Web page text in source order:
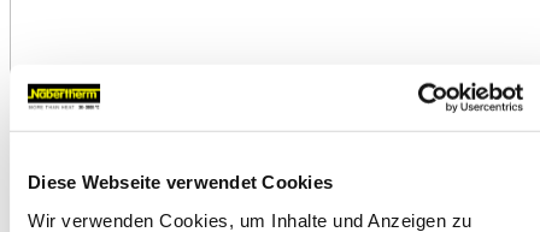
Diese Webseite verwendet Cookies
Wir verwenden Cookies, um Inhalte und Anzeigen zu